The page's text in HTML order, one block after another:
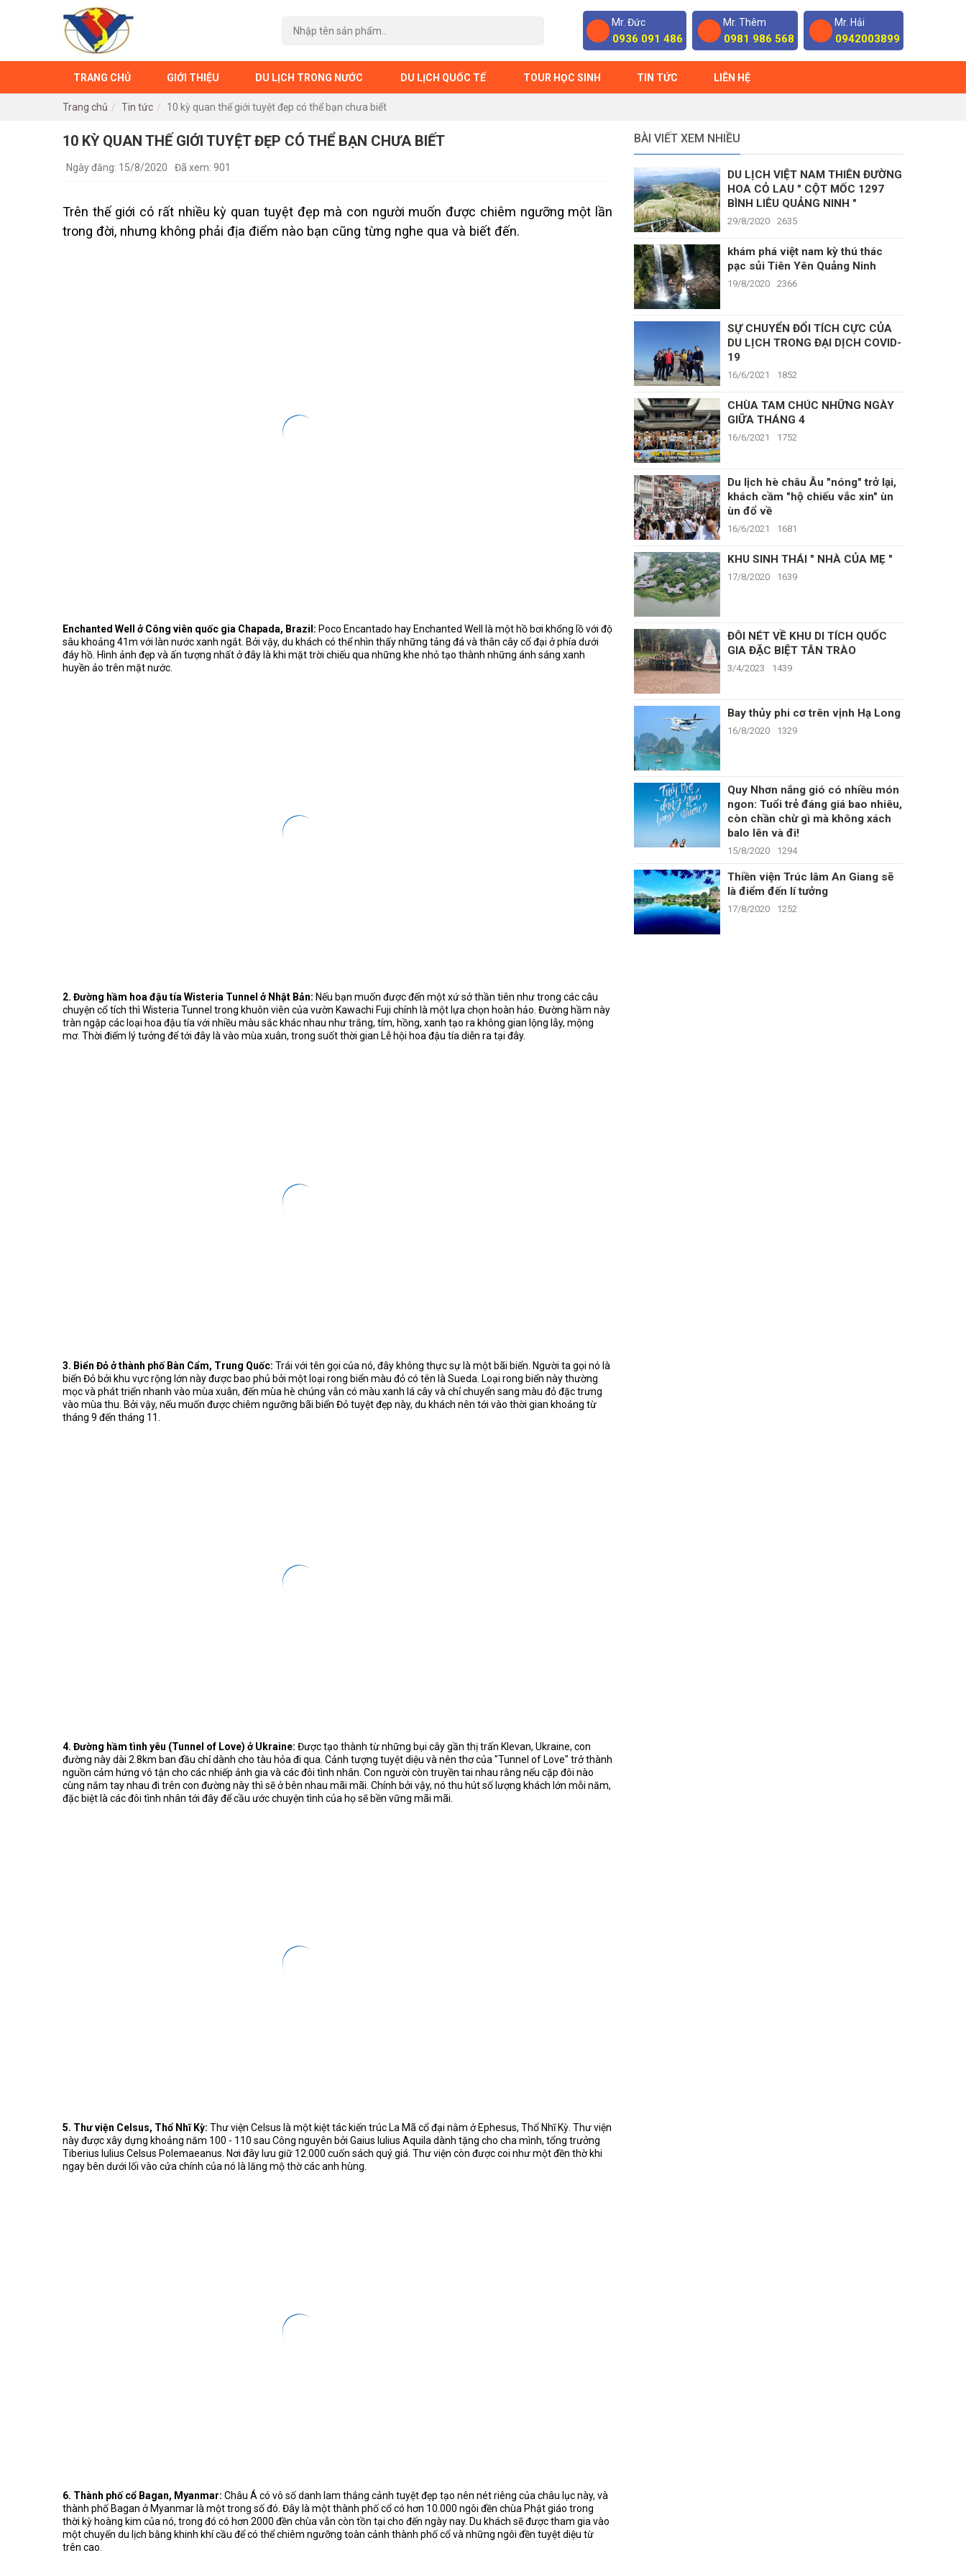
Mr. Đức
0936 091 486
Mr. Thêm
0981 986 568
Mr. Hải
0942003899
TRANG CHỦ GIỚI THIỆU DU LỊCH TRONG NƯỚC DU LỊCH QUỐC TẾ TOUR HỌC SINH TIN TỨC LIÊN HỆ
Trang chủ Tin tức 10 kỳ quan thế giới tuyệt đẹp có thể bạn chưa biết
10 KỲ QUAN THẾ GIỚI TUYỆT ĐẸP CÓ THỂ BẠN CHƯA BIẾT
Ngày đăng: 15/8/2020 Đã xem: 901
Trên thế giới có rất nhiều kỳ quan tuyệt đẹp mà con người muốn được chiêm ngưỡng một lần
trong đời, nhưng không phải địa điểm nào bạn cũng từng nghe qua và biết đến.
Enchanted Well ở Công viên quốc gia Chapada, Brazil: Poco Encantado hay Enchanted Well là một hồ bơi khổng lồ với độ
sâu khoảng 41m với làn nước xanh ngắt. Bởi vậy, du khách có thể nhìn thấy những tảng đá và thân cây cổ đại ở phía dưới
đáy hồ. Hình ảnh đẹp và ấn tượng nhất ở đây là khi mặt trời chiếu qua những khe nhỏ tạo thành những ánh sáng xanh
huyền ảo trên mặt nước.
2. Đường hầm hoa đậu tía Wisteria Tunnel ở Nhật Bản: Nếu bạn muốn được đến một xứ sở thần tiên như trong các câu
chuyện cổ tích thì Wisteria Tunnel trong khuôn viên của vườn Kawachi Fuji chính là một lựa chọn hoàn hảo. Đường hầm này
tràn ngập các loại hoa đậu tía với nhiều màu sắc khác nhau như trắng, tím, hồng, xanh tạo ra không gian lộng lẫy, mộng
mơ. Thời điểm lý tưởng để tới đây là vào mùa xuân, trong suốt thời gian Lễ hội hoa đậu tía diễn ra tại đây.
3. Biển Đỏ ở thành phố Bàn Cẩm, Trung Quốc: Trái với tên gọi của nó, đây không thực sự là một bãi biển. Người ta gọi nó là
biển Đỏ bởi khu vực rộng lớn này được bao phủ bởi một loại rong biển màu đỏ có tên là Sueda. Loại rong biển này thường
mọc và phát triển nhanh vào mùa xuân, đến mùa hè chúng vẫn có màu xanh lá cây và chỉ chuyển sang màu đỏ đặc trưng
vào mùa thu. Bởi vậy, nếu muốn được chiêm ngưỡng bãi biển Đỏ tuyệt đẹp này, du khách nên tới vào thời gian khoảng từ
tháng 9 đến tháng 11.
4. Đường hầm tình yêu (Tunnel of Love) ở Ukraine: Được tạo thành từ những bụi cây gần thị trấn Klevan, Ukraine, con
đường này dài 2.8km ban đầu chỉ dành cho tàu hỏa đi qua. Cảnh tượng tuyệt diệu và nên thơ của "Tunnel of Love" trở thành
nguồn cảm hứng vô tận cho các nhiếp ảnh gia và các đôi tình nhân. Con người còn truyền tai nhau rằng nếu cặp đôi nào
cùng nắm tay nhau đi trên con đường này thì sẽ ở bên nhau mãi mãi. Chính bởi vậy, nó thu hút số lượng khách lớn mỗi năm,
đặc biệt là các đôi tình nhân tới đây để cầu ước chuyện tình của họ sẽ bền vững mãi mãi.
5. Thư viện Celsus, Thổ Nhĩ Kỳ: Thư viện Celsus là một kiệt tác kiến trúc La Mã cổ đại nằm ở Ephesus, Thổ Nhĩ Kỳ. Thư viện
này được xây dựng khoảng năm 100 - 110 sau Công nguyên bởi Gaius Iulius Aquila dành tặng cho cha mình, tổng trưởng
Tiberius Iulius Celsus Polemaeanus. Nơi đây lưu giữ 12.000 cuốn sách quý giá. Thư viện còn được coi như một đền thờ khi
ngay bên dưới lối vào cửa chính của nó là lăng mộ thờ các anh hùng.
6. Thành phố cổ Bagan, Myanmar: Châu Á có vô số danh lam thắng cảnh tuyệt đẹp tạo nên nét riêng của châu lục này, và
thành phố Bagan ở Myanmar là một trong số đó. Đây là một thành phố cổ có hơn 10.000 ngôi đền chùa Phật giáo trong
thời kỳ hoàng kim của nó, trong đó có hơn 2000 đền chùa vẫn còn tồn tại cho đến ngày nay. Du khách sẽ được tham gia vào
một chuyến du lịch bằng khinh khí cầu để có thể chiêm ngưỡng toàn cảnh thành phố cổ và những ngôi đền tuyệt diệu từ
trên cao.
BÀI VIẾT XEM NHIỀU
DU LỊCH VIỆT NAM THIÊN ĐƯỜNG
HOA CỎ LAU " CỘT MỐC 1297
BÌNH LIÊU QUẢNG NINH "
29/8/2020 2635
khám phá việt nam kỳ thú thác
pạc sủi Tiên Yên Quảng Ninh
19/8/2020 2366
SỰ CHUYỂN ĐỔI TÍCH CỰC CỦA
DU LỊCH TRONG ĐẠI DỊCH COVID-
19
16/6/2021 1852
CHÙA TAM CHÚC NHỮNG NGÀY
GIỮA THÁNG 4
16/6/2021 1752
Du lịch hè châu Âu "nóng" trở lại,
khách cầm "hộ chiếu vắc xin" ùn
ùn đổ về
16/6/2021 1681
KHU SINH THÁI " NHÀ CỦA MẸ "
17/8/2020 1639
ĐÔI NÉT VỀ KHU DI TÍCH QUỐC
GIA ĐẶC BIỆT TÂN TRÀO
3/4/2023 1439
Bay thủy phi cơ trên vịnh Hạ Long
16/8/2020 1329
Quy Nhơn nắng gió có nhiều món
ngon: Tuổi trẻ đáng giá bao nhiêu,
còn chần chừ gì mà không xách
balo lên và đi!
15/8/2020 1294
Thiền viện Trúc lâm An Giang sẽ
là điểm đến lí tưởng
17/8/2020 1252